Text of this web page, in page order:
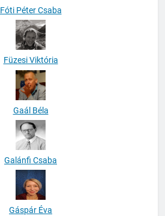
Fóti Péter Csaba
Füzesi Viktória
Gaál Béla
Galánfi Csaba
Gáspár Éva